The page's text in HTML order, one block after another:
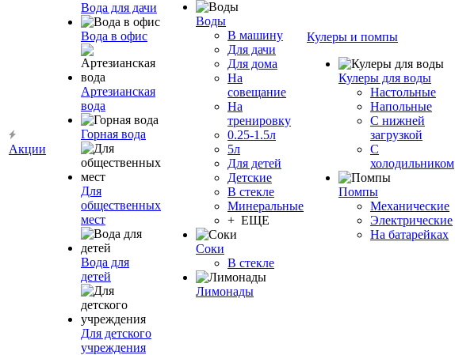
Акции
Вода для дачи
Вода в офис
Артезианская
вода
Горная вода
Для
общественных
мест
Вода для
детей
Для детского
учреждения
Воды
В машину
Для дачи
Для дома
На
совещание
На
тренировку
0.25-1.5л
5л
Для детей
Детские
В стекле
Минеральные
+ ЕЩЕ
Соки
В стекле
Лимонады
Кулеры и помпы
Кулеры для воды
Настольные
Напольные
С нижней
загрузкой
С
холодильником
Помпы
Механические
Электрические
На батарейках